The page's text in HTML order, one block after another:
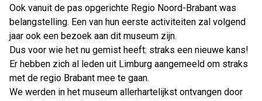
Ook vanuit de pas opgerichte Regio Noord-Brabant was
belangstelling. Een van hun eerste activiteiten zal volgend
jaar ook een bezoek aan dit museum zijn.
Dus voor wie het nu gemist heeft: straks een nieuwe kans!
Er hebben zich al leden uit Limburg aangemeeld om straks
met de regio Brabant mee te gaan.
We werden in het museum allerhartelijkst ontvangen door